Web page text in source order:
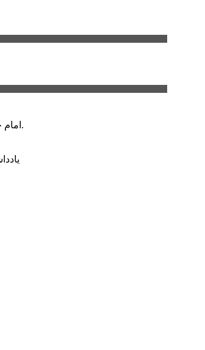
امام جمعه شهرستان ساوجبلاغ اظهارداشت : اربعین امسال سراسر حماسه خونخواهی و مرگ بر آمریکا و اسرائیل بود.